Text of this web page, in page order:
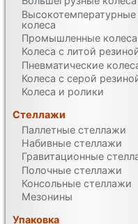
Высокотемпературные
колеса
Промышленные колеса
Колеса с литой
Пневматические
Колеса с серой
Колеса и ролики
Стеллажи
Паллетные стеллажи
Набивные стеллажи
Гравитационные
Полочные стеллажи
Консольные стеллажи
Мезонины
Упаковка